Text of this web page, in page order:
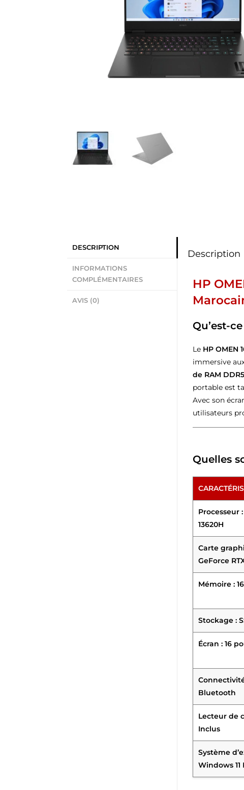
DESCRIPTION
INFORMATIONS
COMPLÉMENTAIRES
AVIS (0)
Description
HP
Qu’est-
Le HP OMEN
immersive
de RAM DDR5
portable est
Avec son
utilisateurs
Quelles
Processeur
13620H
Carte
GeForce
Mémoire :
Stockage :
Écran : 16
Bluetooth
Lecteur de
Inclus
Système
Windows 11